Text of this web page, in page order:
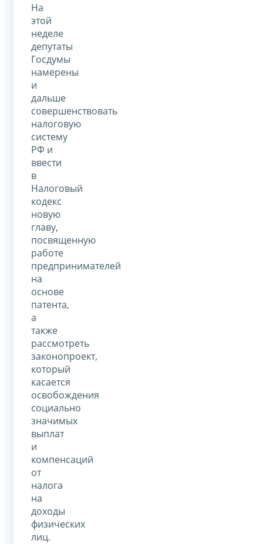
На
этой
неделе
депутаты
Госдумы
намерены
и
дальше
совершенствовать
налоговую
систему
РФ и
ввести
в
Налоговый
кодекс
новую
главу,
посвященную
работе
предпринимателей
на
основе
патента,
а
также
рассмотреть
законопроект,
который
касается
освобождения
социально
значимых
выплат
и
компенсаций
от
налога
на
доходы
физических
лиц.